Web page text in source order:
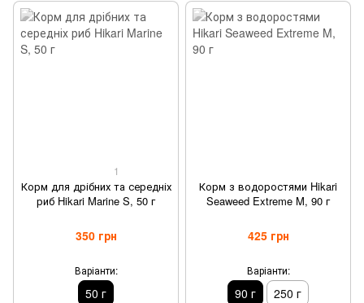
1
Корм для дрібних та середніх
риб Hikari Marine S, 50 г
350 грн
Варіанти:
50 г
Корм з водоростями Hikari
Seaweed Extreme M, 90 г
425 грн
Варіанти:
90 г 250 г